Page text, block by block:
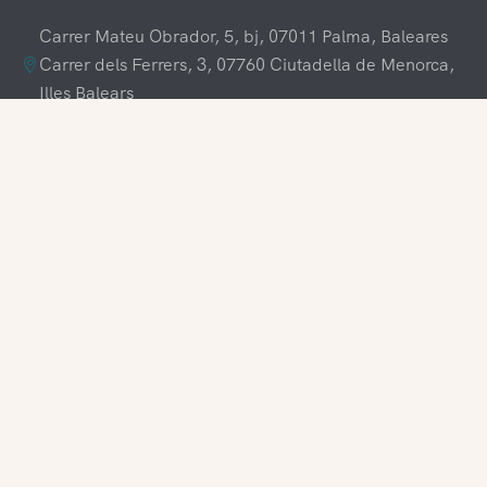
Carrer Mateu Obrador, 5, bj, 07011 Palma, Baleares
Carrer dels Ferrers, 3, 07760 Ciutadella de Menorca,
Illes Balears